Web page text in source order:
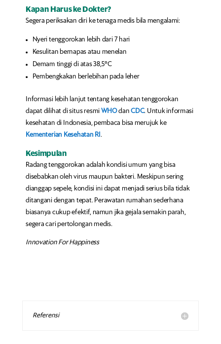
Kapan Harus ke Dokter?
Segera periksakan diri ke tenaga medis bila mengalami:
Nyeri tenggorokan lebih dari 7 hari
Kesulitan bernapas atau menelan
Demam tinggi di atas 38,5°C
Pembengkakan berlebihan pada leher
Informasi lebih lanjut tentang kesehatan tenggorokan
dapat dilihat di situs resmi WHOdanCDC. Untuk informasi
kesehatan di Indonesia, pembaca bisa merujuk ke
Kementerian Kesehatan RI .
Kesimpulan
Radang tenggorokan adalah kondisi umum yang bisa
disebabkan oleh virus maupun bakteri. Meskipun sering
dianggap sepele, kondisi ini dapat menjadi serius bila tidak
ditangani dengan tepat. Perawatan rumahan sederhana
biasanya cukup efektif, namun jika gejala semakin parah,
segera cari pertolongan medis.
Innovation For Happiness
Referensi